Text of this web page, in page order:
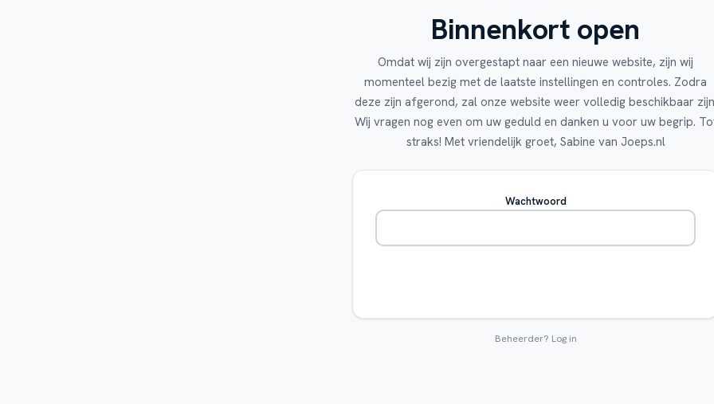
Binnenkort open
Omdat wij zijn overgestapt naar een nieuwe website, zijn wij
momenteel bezig met de laatste instellingen en controles. Zodra
deze zijn afgerond, zal onze website weer volledig beschikbaar
Wij vragen nog even om uw geduld en danken u voor uw begrip.
straks! Met vriendelijk groet, Sabine van Joeps.nl
Wachtwoord
Beheerder? Log in